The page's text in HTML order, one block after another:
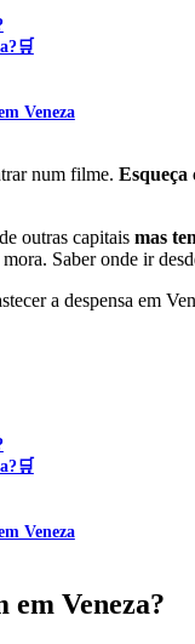
Veneza
num filme. Esqueça
outras capitais mas
Saber onde ir
a despensa em
Veneza
em Veneza?